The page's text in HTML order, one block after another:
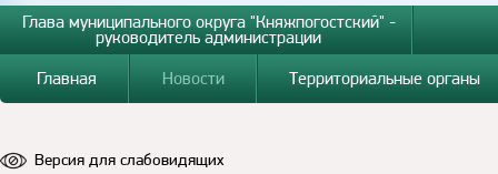
Глава муниципального округа "Княжпогостский" -
руководитель администрации
Главная
Новости Территориальные органы
Версия для слабовидящих